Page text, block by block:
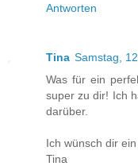
Antworten
Tina Samstag,
Was für ein
super zu dir! Ich
darüber.
Ich wünsch dir
Tina